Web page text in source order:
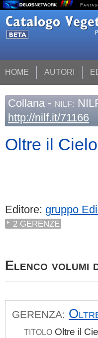
HOME AUTORI
Collana - NILF:
http://nilf.it/71166
Oltre il
Editore: gruppo
2 GERENZE
Elenco
GERENZA:
TITOLO Oltre il